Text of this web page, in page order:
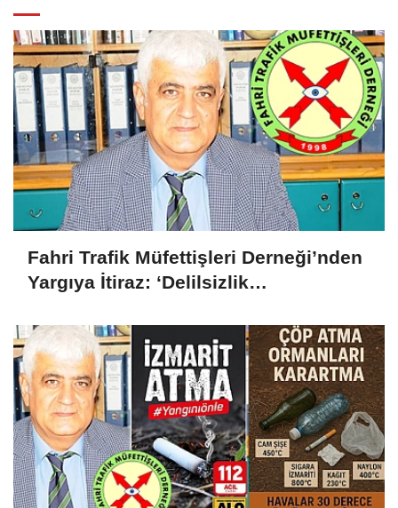
Fahri Trafik Müfettişleri Derneği’nden
Yargıya İtiraz: ‘Delilsizlik
Hukuksuzdur’